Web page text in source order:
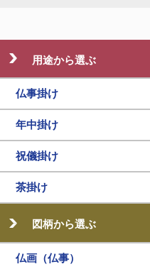
用途から選ぶ
仏事掛け
年中掛け
祝儀掛け
茶掛け
図柄から選ぶ
仏画（仏事）